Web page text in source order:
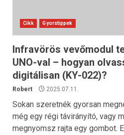
Cikk Gyorstippek
Infravörös vevőmodul
UNO-val – hogyan
digitálisan (KY-022)?
Robert 2025.07.11.
Sokan szeretnék gyorsan
még egy régi távirányító, vagy
megnyomsz rajta egy gombot.